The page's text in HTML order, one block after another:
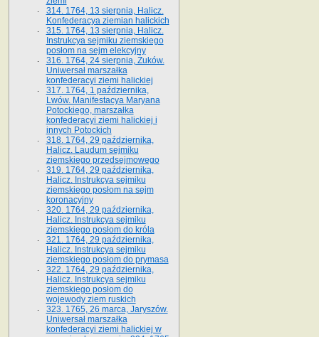
314. 1764, 13 sierpnia, Halicz.
Konfederacya ziemian halickich
315. 1764, 13 sierpnia, Halicz.
Instrukcya sejmiku ziemskiego
posłom na sejm elekcyjny
316. 1764, 24 sierpnia, Żuków.
Uniwersał marszałka
konfederacyi ziemi halickiej
317. 1764, 1 października,
Lwów. Manifestacya Maryana
Potockiego, marszałka
konfederacyi ziemi halickiej i
innych Potockich
318. 1764, 29 października,
Halicz. Laudum sejmiku
ziemskiego przedsejmowego
319. 1764, 29 października,
Halicz. Instrukcya sejmiku
ziemskiego posłom na sejm
koronacyjny
320. 1764, 29 października,
Halicz. Instrukcya sejmiku
ziemskiego posłom do króla
321. 1764, 29 października,
Halicz. Instrukcya sejmiku
ziemskiego posłom do prymasa
322. 1764, 29 października,
Halicz. Instrukcya sejmiku
ziemskiego posłom do
wojewody ziem ruskich
323. 1765, 26 marca, Jaryszów.
Uniwersał marszałka
konfederacyi ziemi halickiej w